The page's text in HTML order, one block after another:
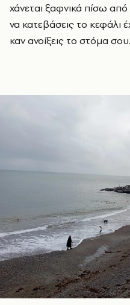
χάνεται ξαφνικά πίσω
να κατεβάσεις το κεφάλι
καν ανοίξεις το στόμα